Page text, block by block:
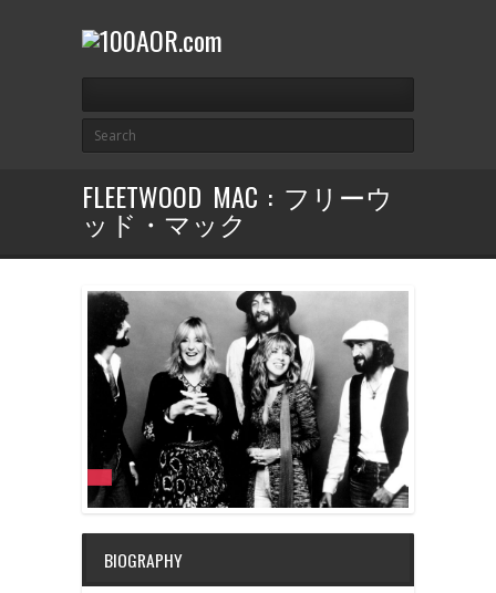
FLEETWOOD MAC : フリーウ
ッド・マック
BIOGRAPHY